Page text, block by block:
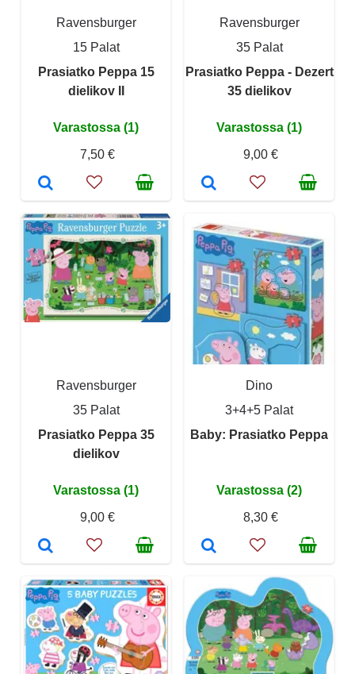
Ravensburger
15 Palat
Prasiatko Peppa 15
dielikov II
Varastossa (1)
7,50 €
Ravensburger
35 Palat
Prasiatko Peppa - Dezert
35 dielikov
Varastossa (1)
9,00 €
Ravensburger
35 Palat
Prasiatko Peppa 35
dielikov
Varastossa (1)
9,00 €
Dino
3+4+5 Palat
Baby: Prasiatko Peppa
Varastossa (2)
8,30 €